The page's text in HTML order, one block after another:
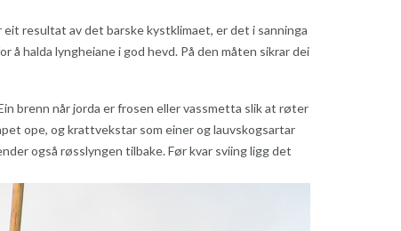
resultat av det barske kystklimaet, er det i sanninga
halda lyngheiane i god hevd. På den måten sikrar dei
brenn når jorda er frosen eller vassmetta slik at røter
ope, og krattvekstar som einer og lauvskogsartar
også røsslyngen tilbake. Før kvar sviing ligg det